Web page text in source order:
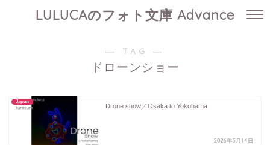
LULUCAのフォト文庫 Advance
― TAG ―
ドローンショー
Japan
Drone show／Osaka to Yokohama
2026年3月14日